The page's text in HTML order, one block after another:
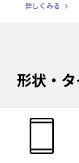
詳しくみる
形状・